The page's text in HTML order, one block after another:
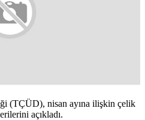
(TÇÜD), nisan ayına ilişkin çelik
açıkladı.